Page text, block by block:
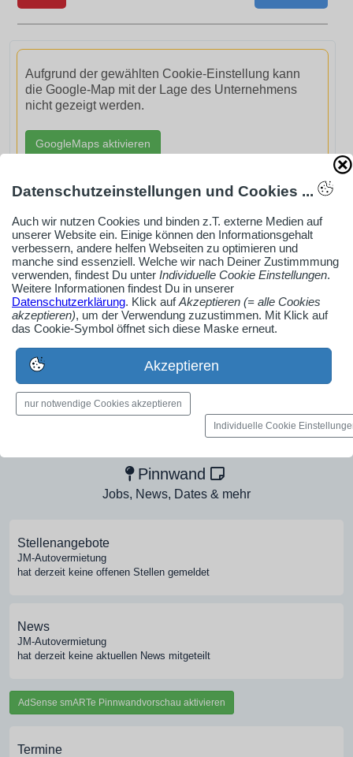
Aufgrund der gewählten Cookie-Einstellung kann
die Google-Map mit der Lage des Unternehmens
nicht gezeigt werden.
GoogleMaps aktivieren
AdSense smARTe inArticle-Anzeige aktivieren
Ob Solo-Selbsständiger, Handwerksbetrieb oder
Industrieunternehmen
Erstelle jetzt ein gratis Firmenprofil für dein Unternehmen:
jetzt registrieren
Medien-Galerie
Bilder, PDFs, Audio, Video
Pinnwand
Jobs, News, Dates & mehr
Stellenangebote
JM-Autovermietung
hat derzeit keine offenen Stellen gemeldet
News
JM-Autovermietung
hat derzeit keine aktuellen News mitgeteilt
AdSense smARTe Pinnwandvorschau aktivieren
Termine
Datenschutzeinstellungen und Cookies ...
Auch wir nutzen Cookies und binden z.T. externe Medien auf
unserer Website ein. Einige können den Informationsgehalt
verbessern, andere helfen Webseiten zu optimieren und
manche sind essenziell. Welche wir nach Deiner Zustimmmung
verwenden, findest Du unter Individuelle Cookie Einstellungen.
Weitere Informationen findest Du in unserer
Datenschutzerklärung. Klick aufAkzeptieren (= alle Cookies
akzeptieren), um der Verwendung zuzustimmen. Mit Klick auf
das Cookie-Symbol öffnet sich diese Maske erneut.
Akzeptieren
nur notwendige Cookies akzeptieren
Individuelle Cookie